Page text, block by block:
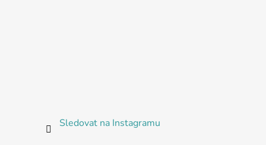
Sledovat na Instagramu